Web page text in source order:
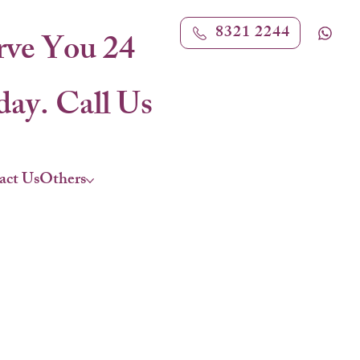
UsOthers
You 24
Call Us
8321 2244